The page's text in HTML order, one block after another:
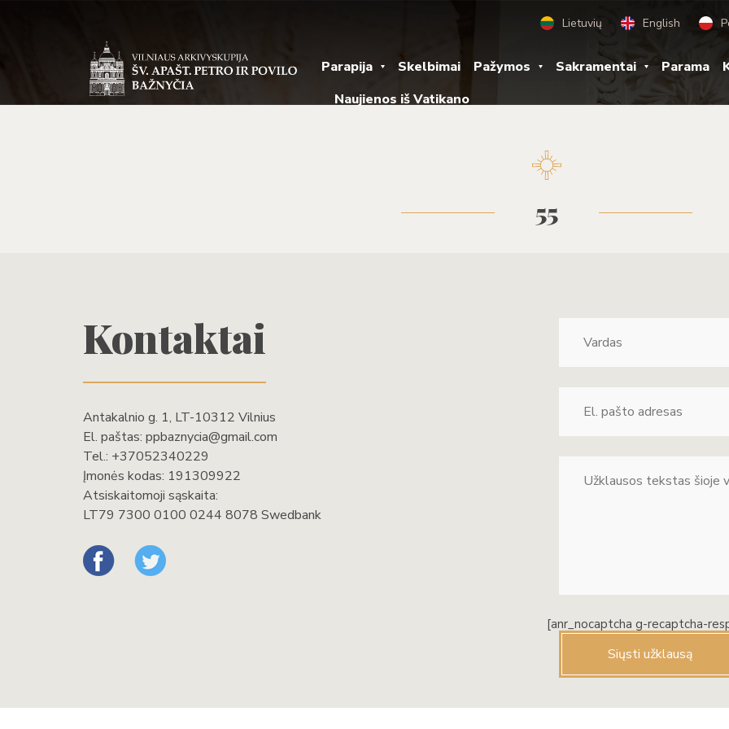
Lietuvių English
Parapija Skelbimai Pažymos Sakramentai Parama
Naujienos iš Vatikano
55
Kontaktai
Antakalnio g. 1, LT-10312 Vilnius
El. paštas: ppbaznycia@gmail.com
Tel.: +37052340229
Įmonės kodas: 191309922
Atsiskaitomoji sąskaita:
LT79 7300 0100 0244 8078 Swedbank
[anr_nocaptcha g-recaptcha-